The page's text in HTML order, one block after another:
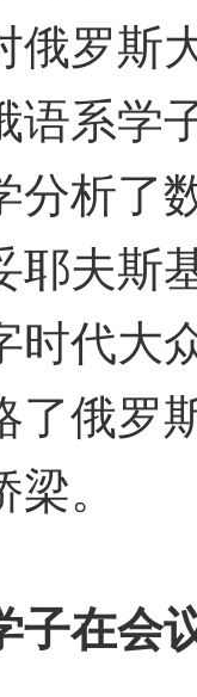
俄罗斯
语系学
分析了
耶夫斯
时代大
了俄罗
。
子在会